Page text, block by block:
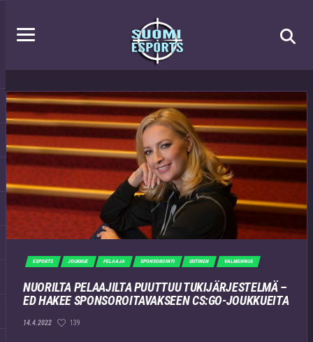
ESPORTS JOUKKUE PELAAJA SPONSOROINTI UUTINEN VALMENNUS
NUORILTA PELAAJILTA PUUTTUU TUKIJÄRJESTELMÄ –
ED HAKEE SPONSOROITAVAKSEEN CS:GO-JOUKKUEITA
14.4.2022 139